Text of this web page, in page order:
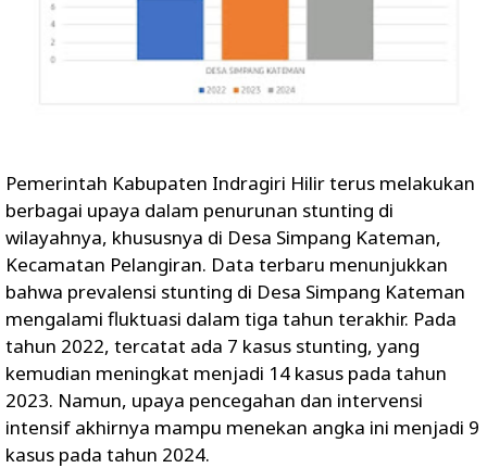
Pemerintah Kabupaten Indragiri Hilir terus melakukan
berbagai upaya dalam penurunan stunting di
wilayahnya, khususnya di Desa Simpang Kateman,
Kecamatan Pelangiran. Data terbaru menunjukkan
bahwa prevalensi stunting di Desa Simpang Kateman
mengalami fluktuasi dalam tiga tahun terakhir. Pada
tahun 2022, tercatat ada 7 kasus stunting, yang
kemudian meningkat menjadi 14 kasus pada tahun
2023. Namun, upaya pencegahan dan intervensi
intensif akhirnya mampu menekan angka ini menjadi 9
kasus pada tahun 2024.